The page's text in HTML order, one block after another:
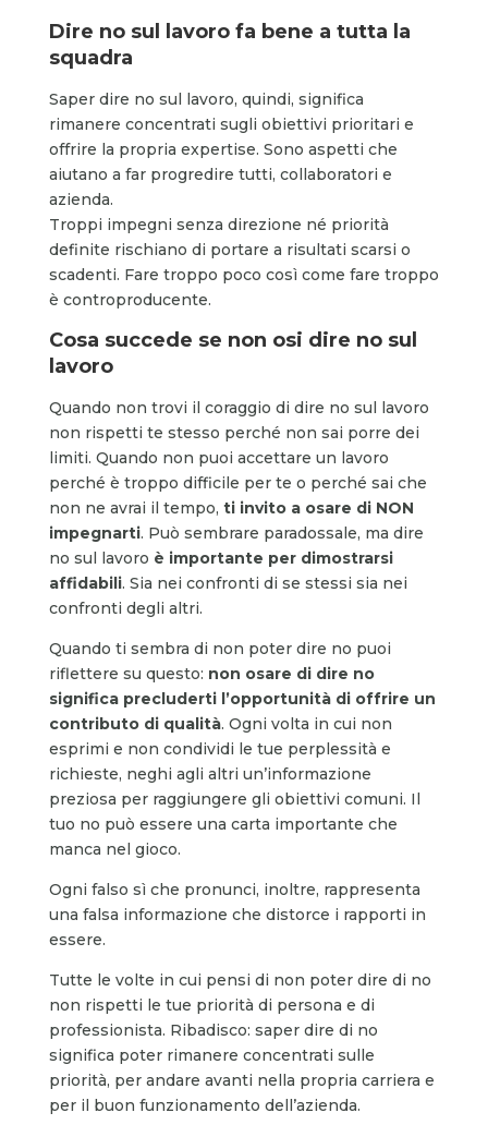
Dire no sul lavoro fa bene a tutta la
squadra
Saper dire no sul lavoro, quindi, significa
rimanere concentrati sugli obiettivi prioritari e
offrire la propria expertise. Sono aspetti che
aiutano a far progredire tutti, collaboratori e
azienda.
Troppi impegni senza direzione né priorità
definite rischiano di portare a risultati scarsi o
scadenti. Fare troppo poco così come fare troppo
è controproducente.
Cosa succede se non osi dire no sul
lavoro
Quando non trovi il coraggio di dire no sul lavoro
non rispetti te stesso perché non sai porre dei
limiti. Quando non puoi accettare un lavoro
perché è troppo difficile per te o perché sai che
non ne avrai il tempo, ti invito a osare di NON
impegnarti. Può sembrare paradossale, ma dire
no sul lavoro è importante per dimostrarsi
affidabili. Sia nei confronti di se stessi sia nei
confronti degli altri.
Quando ti sembra di non poter dire no puoi
riflettere su questo: non osare di dire no
significa precluderti l’opportunità di offrire un
contributo di qualità. Ogni volta in cui non
esprimi e non condividi le tue perplessità e
richieste, neghi agli altri un’informazione
preziosa per raggiungere gli obiettivi comuni. Il
tuo no può essere una carta importante che
manca nel gioco.
Ogni falso sì che pronunci, inoltre, rappresenta
una falsa informazione che distorce i rapporti in
essere.
Tutte le volte in cui pensi di non poter dire di no
non rispetti le tue priorità di persona e di
professionista. Ribadisco: saper dire di no
significa poter rimanere concentrati sulle
priorità, per andare avanti nella propria carriera e
per il buon funzionamento dell’azienda.